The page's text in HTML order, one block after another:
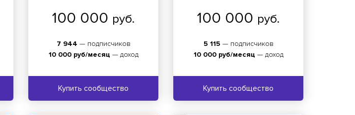
100 000 руб.
7 944 — подписчиков
10 000 руб/месяц — доход
Купить сообщество
100 000 руб.
5 115 — подписчиков
10 000 руб/месяц — доход
Купить сообщество